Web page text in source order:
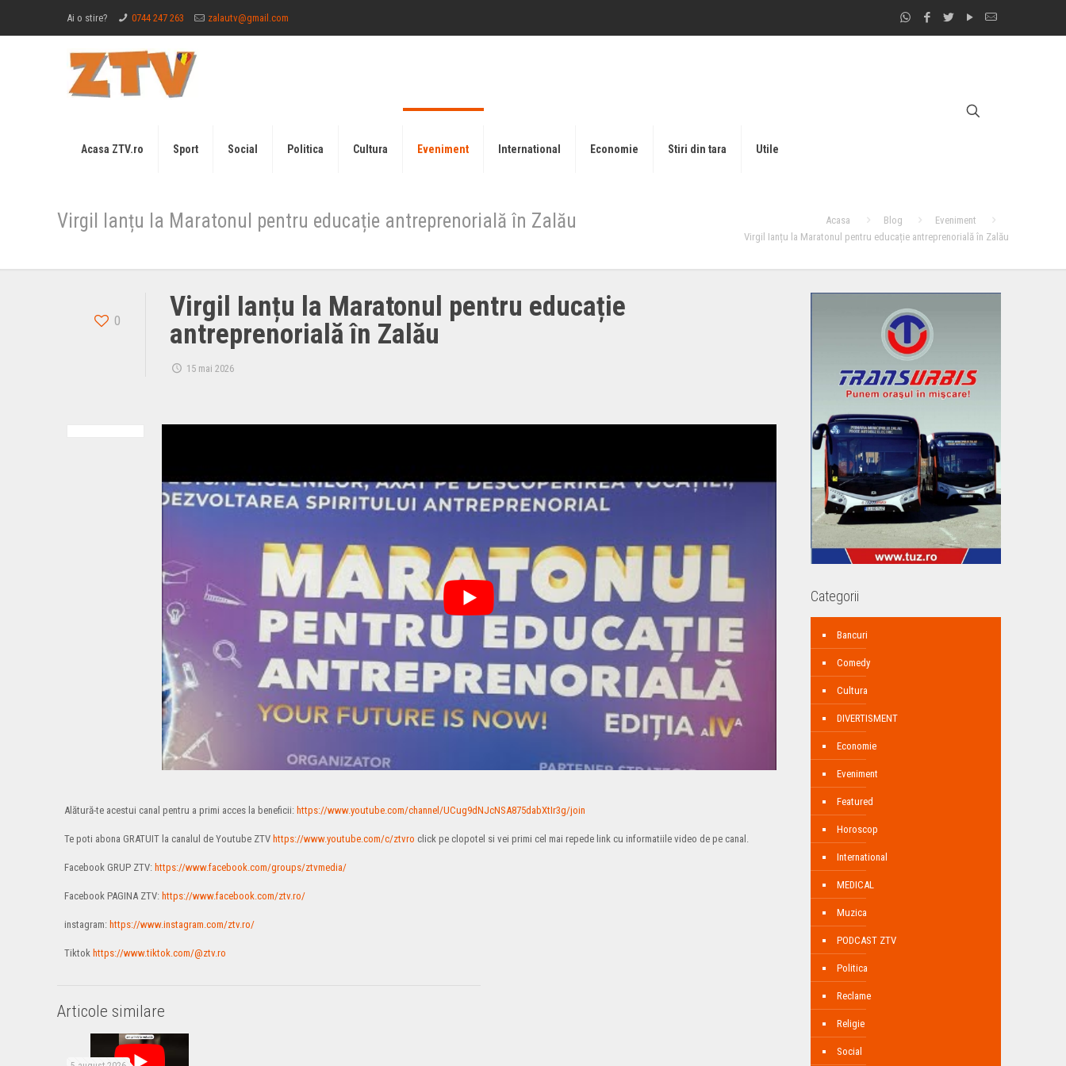
Ai o stire? 0744 247 263 zalautv@gmail.com
Acasa ZTV.ro Sport Social Politica Cultura Eveniment International Economie Stiri din tara Utile
Virgil Ianțu la Maratonul pentru educație antreprenorială în Zalău Acasa Blog
Eveniment
Virgil Ianțu la Maratonul pentru educație antreprenorială în Zalău
0
Virgil Ianțu la Maratonul pentru educație
antreprenorială în Zalău
15 mai 2026
Alătură-te acestui canal pentru a primi acces la beneficii: https://www.youtube.com/channel/UCug9dNJcNSA875dabXtIr3g/join
Te poti abona GRATUIT la canalul de Youtube ZTV https://www.youtube.com/c/ztvro click pe clopotel si vei primi cel mai repede link cu informatiile video de pe canal.
Facebook GRUP ZTV: https://www.facebook.com/groups/ztvmedia/
Facebook PAGINA ZTV: https://www.facebook.com/ztv.ro/
instagram: https://www.instagram.com/ztv.ro/
Tiktok https://www.tiktok.com/@ztv.ro
Articole similare
Categorii
Bancuri
Comedy
Cultura
DIVERTISMENT
Economie
Eveniment
Featured
Horoscop
International
MEDICAL
Muzica
PODCAST ZTV
Politica
Reclame
Religie
Social